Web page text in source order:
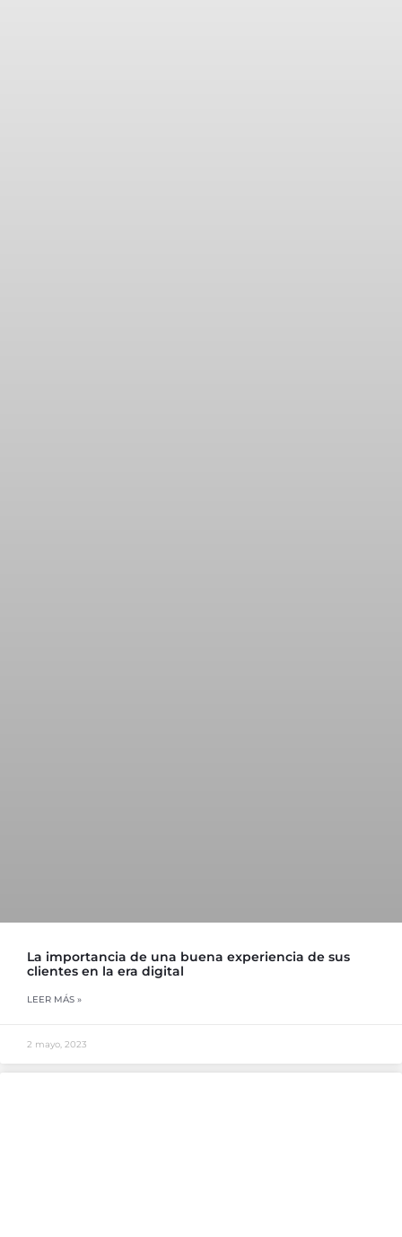
La importancia de una buena experiencia de sus
clientes en la era digital
LEER MÁS »
2 mayo, 2023